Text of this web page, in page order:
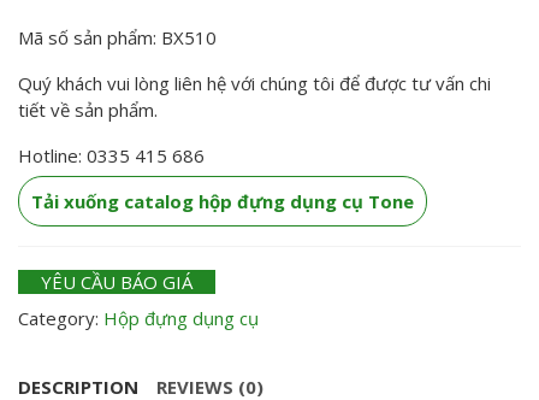
Mã số sản phẩm: BX510
Quý khách vui lòng liên hệ với chúng tôi để được tư vấn chi
tiết về sản phẩm.
Hotline: 0335 415 686
Tải xuống catalog hộp đựng dụng cụ Tone
YÊU CẦU BÁO GIÁ
Category: Hộp đựng dụng cụ
DESCRIPTION REVIEWS (0)